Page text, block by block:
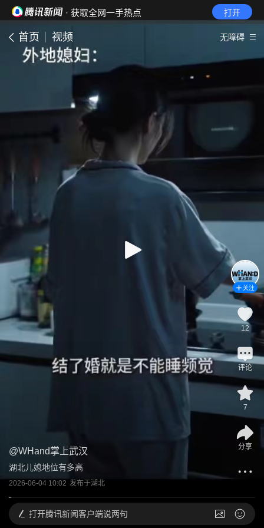
· 获取全网一手热点 打开
首页 视频 无障碍
@WHand掌上武汉
湖北儿媳地位有多高
2026-06-04 10:02 发布于湖北
关注
12
评论
7
分享
打开腾讯新闻客户端说两句